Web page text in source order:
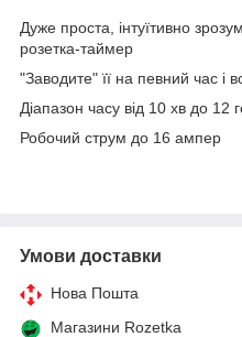
Дуже проста, інтуїтивно
розетка-таймер
"Заводите" її на певний час і
Діапазон часу від 10 хв до 12
Робочий струм до 16 ампер
Умови доставки
Нова Пошта
Магазини Rozetka